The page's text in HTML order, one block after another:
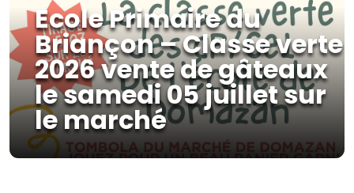
Ecole Primaire du
Briançon – Classe verte
2026 vente de gâteaux
le samedi 05 juillet sur
le marché